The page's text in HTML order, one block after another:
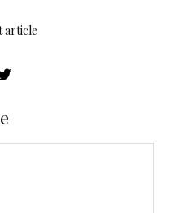
article